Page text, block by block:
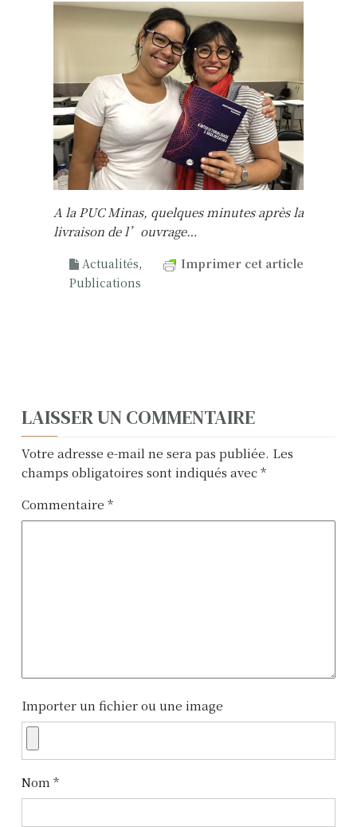
A la PUC Minas, quelques minutes après la
livraison de l’ouvrage…
Imprimer cet article
Actualités,
Publications
N
a
v
i
n
d
e
l
LAISSER UN COMMENTAIRE
Votre adresse e-mail ne sera pas publiée. Les
champs obligatoires sont indiqués avec*
Commentaire *
Importer un fichier ou une image
Nom *